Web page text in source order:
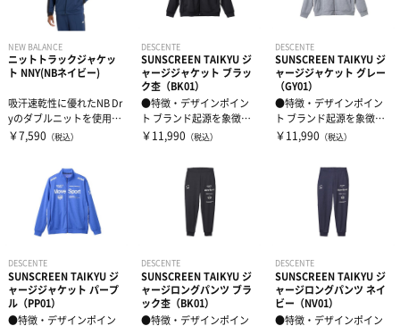
NEW BALANCE
ニットトラックジャケッ
ト NNY(NBネイビー)
吸汗速乾性に優れたNB Dr
yのダブルニットを使用し
たトラックジャケットで
￥7,590 （税込）
DESCENTE
SUNSCREEN TAIKYU ジ
ャージジャケット ブラッ
ク杢（BK01）
●特徴・デザインポイン
ト ブランド起源を象徴す
るオーセンティックロゴ
￥11,990 （税込）
DESCENTE
SUNSCREEN TAIKYU ジ
ャージジャケット グレー
（GY01）
●特徴・デザインポイン
ト ブランド起源を象徴す
るオーセンティックロゴ
￥11,990 （税込）
DESCENTE
SUNSCREEN TAIKYU ジ
ャージジャケット パープ
ル（PP01）
●特徴・デザインポイン
DESCENTE
SUNSCREEN TAIKYU ジ
ャージロングパンツ ブラ
ック杢（BK01）
●特徴・デザインポイン
DESCENTE
SUNSCREEN TAIKYU ジ
ャージロングパンツ ネイ
ビー（NV01）
●特徴・デザインポイン